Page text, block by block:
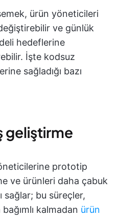
ürün yöneticileri
ve günlük
hedeflerine
İşte kodsuz
sağladığı bazı
geliştirme
prototip
ve ürünleri daha çabuk
sağlar; bu süreçler,
kalmadan ürün